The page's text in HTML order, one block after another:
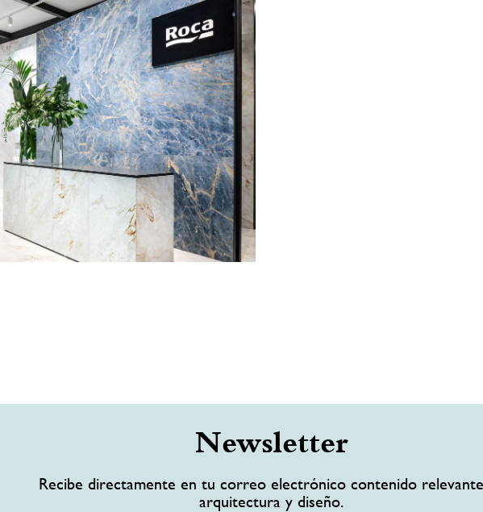
Newsletter
Recibe directamente en tu correo electrónico contenido
arquitectura y diseño.